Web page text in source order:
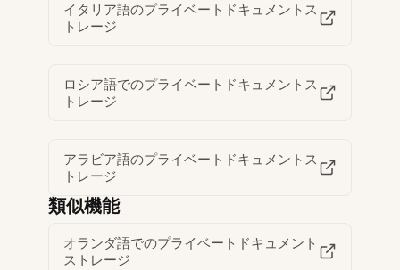
イタリア語のプライベートドキュメントス
トレージ
ロシア語でのプライベートドキュメントス
トレージ
アラビア語のプライベートドキュメントス
トレージ
類似機能
オランダ語でのプライベートドキュメント
ストレージ